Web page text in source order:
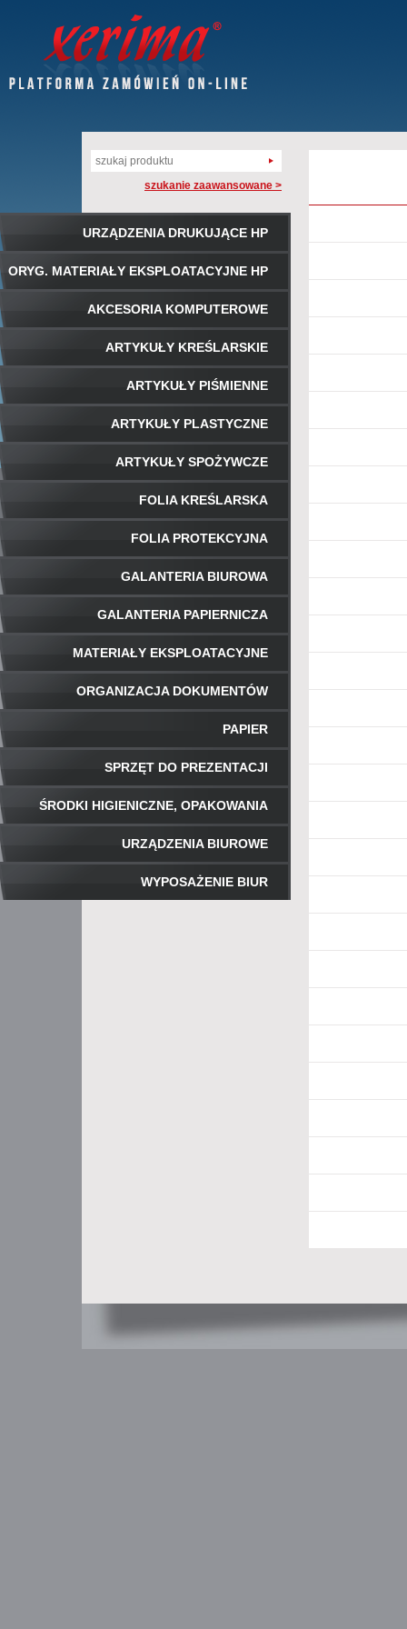
szukanie zaawansowane >
URZĄDZENIA DRUKUJĄCE HP
ORYG. MATERIAŁY EKSPLOATACYJNE HP
AKCESORIA KOMPUTEROWE
ARTYKUŁY KREŚLARSKIE
ARTYKUŁY PIŚMIENNE
ARTYKUŁY PLASTYCZNE
ARTYKUŁY SPOŻYWCZE
FOLIA KREŚLARSKA
FOLIA PROTEKCYJNA
GALANTERIA BIUROWA
GALANTERIA PAPIERNICZA
MATERIAŁY EKSPLOATACYJNE
ORGANIZACJA DOKUMENTÓW
PAPIER
SPRZĘT DO PREZENTACJI
ŚRODKI HIGIENICZNE, OPAKOWANIA
URZĄDZENIA BIUROWE
WYPOSAŻENIE BIUR